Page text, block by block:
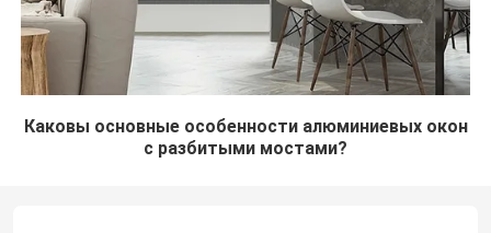
Каковы основные особенности алюминиевых окон
с разбитыми мостами?